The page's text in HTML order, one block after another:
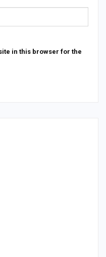
in this browser for the